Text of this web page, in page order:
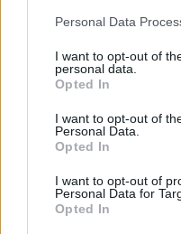
Personal Data
I want to opt-out of
personal data.
Opted In
I want to opt-out of
Personal Data.
Opted In
I want to opt-out of
Personal Data for
Opted In
2026. augusztus 05.,
elnökét